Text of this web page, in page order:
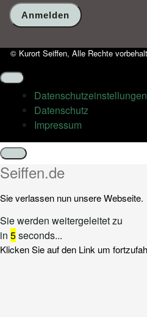
© Kurort Seiffen, Alle Rechte
Datenschutz­einstellungen
Datenschutz
Impressum
Schließen
Seiffen.de
Sie verlassen nun unsere Webseite.
Sie werden weitergeleitet zu
in 5seconds...
Klicken Sie auf den Link um